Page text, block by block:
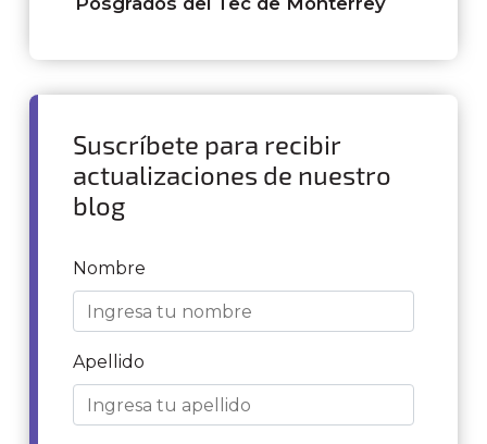
Suscríbete para recibir
actualizaciones de nuestro
blog
Nombre
Apellido